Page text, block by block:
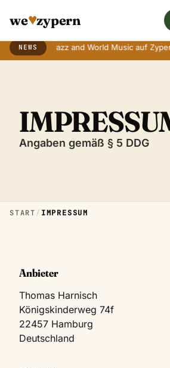
we♥zypern
NEWS
Breaking News Ticker
· Jazz and World Music auf Zypern·
Angaben gemäß § 5 DDG
START/ IMPRESSUM
Anbieter
Thomas Harnisch
Königskinderweg 74f
22457 Hamburg
Deutschland